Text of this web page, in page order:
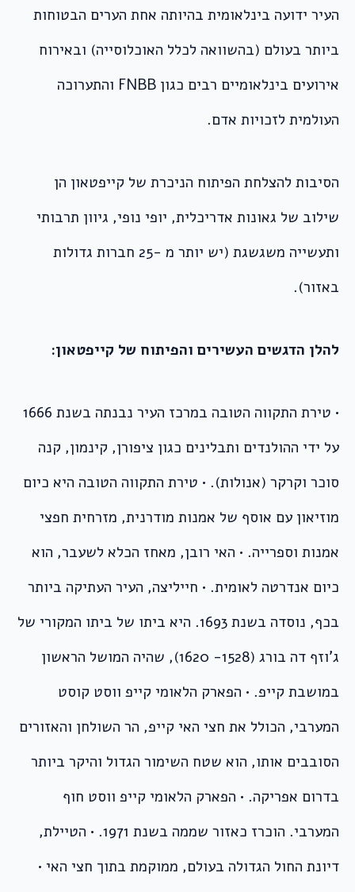
העיר ידועה בינלאומית בהיותה אחת הערים הבטוחות
ביותר בעולם (בהשוואה לכלל האוכלוסייה) ובאירוח
אירועים בינלאומיים רבים כגון FNBB והתערוכה
העולמית לזכויות אדם.
הסיבות להצלחת הפיתוח הניכרת של קייפטאון הן
שילוב של גאונות אדריכלית, יופי נופי, גיוון תרבותי
ותעשייה משגשגת (יש יותר מ -25 חברות גדולות
באזור).
להלן הדגשים העשירים והפיתוח של קייפטאון:
• טירת התקווה הטובה במרכז העיר נבנתה בשנת 1666
על ידי ההולנדים ותבלינים כגון ציפורן, קינמון, קנה
סוכר וקרקר (אנולות). • טירת התקווה הטובה היא כיום
מוזיאון עם אוסף של אמנות מודרנית, מזרחית חפצי
אמנות וספרייה. • האי רובן, מאחז הכלא לשעבר, הוא
כיום אנדרטה לאומית. • חייליצה, העיר העתיקה ביותר
בכף, נוסדה בשנת 1693. היא ביתו של ביתו המקורי של
ג’וזף דה בורג (1528- 1620), שהיה המושל הראשון
במושבת קייפ. • הפארק הלאומי קייפ ווסט קוסט
המערבי, הכולל את חצי האי קייפ, הר השולחן והאזורים
הסובבים אותו, הוא שטח השימור הגדול והיקר ביותר
בדרום אפריקה. • הפארק הלאומי קייפ ווסט חוף
המערבי. הוכרז כאזור שממה בשנת 1971. • הטיילת,
דיונת החול הגדולה בעולם, ממוקמת בתוך חצי האי •